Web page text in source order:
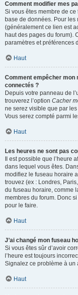
Comment modifier mes
Si vous êtes membre de
base de données. Pour les
(généralement ce lien est
haut des pages du forum).
paramètres et préférences
Haut
Comment empêcher mon
connectés ?
Depuis votre panneau de
trouverez l’option Cacher
ne serez visible que par
Vous serez compté parmi
Haut
Les heures ne sont pas
Il est possible que l’heure
dans lequel vous êtes.
modifiez le fuseau horaire
trouvez (ex : Londres,
du fuseau horaire, comme
membres du forum. Donc
pour le faire.
Haut
J’ai changé mon fuseau
Si vous êtes sûr d’avoir
l’heure est toujours
Signalez ce problème à un
Haut